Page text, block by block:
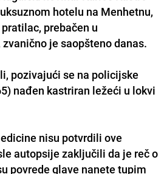
hotelu na Menhetnu,
prebačen u
je saopšteno danas.
pozivajući se na policijske
nađen kastriran ležeći u lokvi
nisu potvrdili ove
autopsije zaključili da je reč o
povrede glave nanete tupim